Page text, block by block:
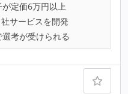
が定価6万円以上
社サービスを開発
考が受けられる